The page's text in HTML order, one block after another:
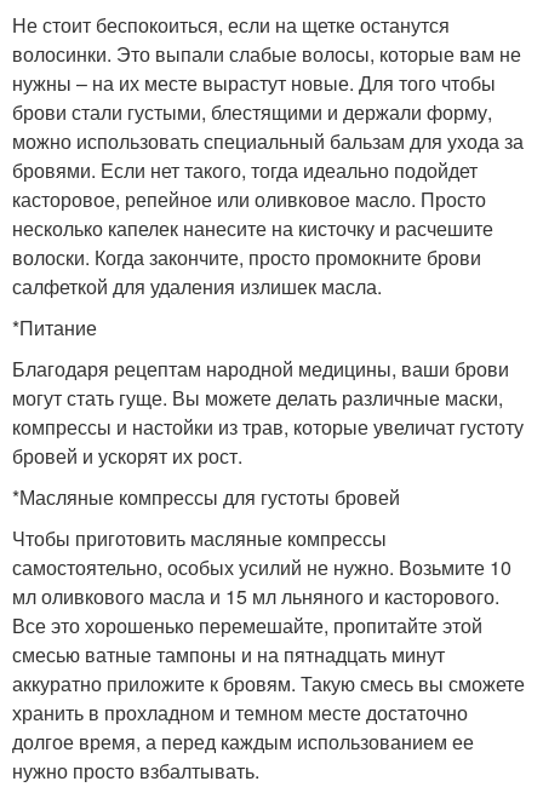
Не стоит беспокоиться, если на щетке останутся
волосинки. Это выпали слабые волосы, которые вам не
нужны – на их месте вырастут новые. Для того чтобы
брови стали густыми, блестящими и держали форму,
можно использовать специальный бальзам для ухода за
бровями. Если нет такого, тогда идеально подойдет
касторовое, репейное или оливковое масло. Просто
несколько капелек нанесите на кисточку и расчешите
волоски. Когда закончите, просто промокните брови
салфеткой для удаления излишек масла.
*Питание
Благодаря рецептам народной медицины, ваши брови
могут стать гуще. Вы можете делать различные маски,
компрессы и настойки из трав, которые увеличат густоту
бровей и ускорят их рост.
*Масляные компрессы для густоты бровей
Чтобы приготовить масляные компрессы
самостоятельно, особых усилий не нужно. Возьмите 10
мл оливкового масла и 15 мл льняного и касторового.
Все это хорошенько перемешайте, пропитайте этой
смесью ватные тампоны и на пятнадцать минут
аккуратно приложите к бровям. Такую смесь вы сможете
хранить в прохладном и темном месте достаточно
долгое время, а перед каждым использованием ее
нужно просто взбалтывать.